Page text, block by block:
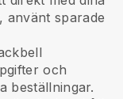
använt sparade
och
beställningar.